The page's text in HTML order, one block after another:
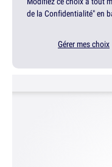
de la Confidentialité" en
Gérer mes choix